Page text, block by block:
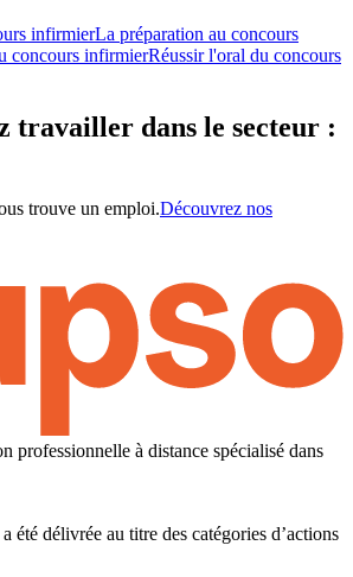
infirmierLa préparation au concours
concours infirmierRéussir l'oral du concours
travailler dans le secteur :
trouve un emploi.Découvrez nos
professionnelle à distance spécialisé dans
été délivrée au titre des catégories d’actions